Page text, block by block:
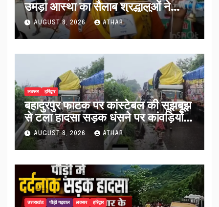
उमड़ा आस्था का सैलाब श्रद्धालुओं ने
व्यवस्थाओं को सराहा…
AUGUST 8, 2026 ATHAR
लक्सर हरिद्वार
बहादुरपुर फाटक पर कांस्टेबल की सूझबूझ
से टला हादसा सड़क धंसने पर कांवड़ियों
को किया अलर्ट…
AUGUST 8, 2026 ATHAR
उत्तराखंड पौड़ी गढ़वाल लक्सर हरिद्वार